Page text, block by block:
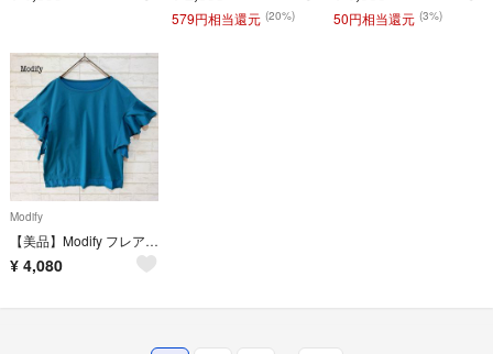
579円相当還元 (20%) 50円相当還元 (3%)
Modify
【美品】Modify フレアブラウス カットソー (40) ピーコックブルー
¥ 4,080